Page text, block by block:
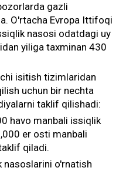
gazli
O'rtacha Evropa Ittifoqi
nasosi odatdagi uy
yiliga taxminan 430
isitish tizimlaridan
uchun bir nechta
taklif qilishadi:
havo manbali issiqlik
er osti manbali
qiladi.
nasoslarini o'rnatish